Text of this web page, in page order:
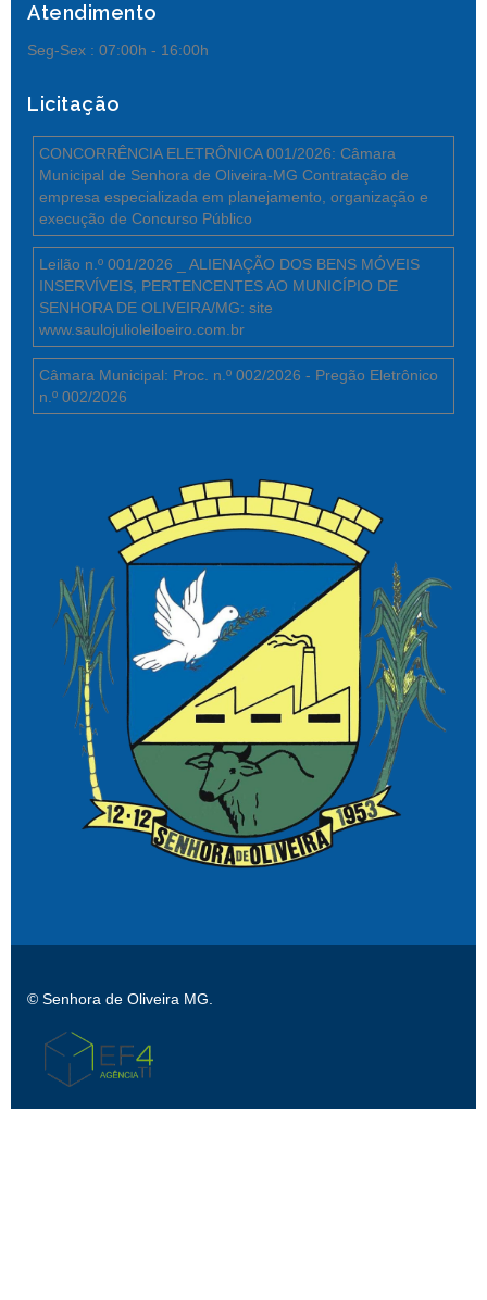
Atendimento
Seg-Sex : 07:00h - 16:00h
Licitação
CONCORRÊNCIA ELETRÔNICA 001/2026: Câmara
Municipal de Senhora de Oliveira-MG Contratação de
empresa especializada em planejamento, organização e
execução de Concurso Público
Leilão n.º 001/2026 _ ALIENAÇÃO DOS BENS MÓVEIS
INSERVÍVEIS, PERTENCENTES AO MUNICÍPIO DE
SENHORA DE OLIVEIRA/MG: site
www.saulojulioleiloeiro.com.br
Câmara Municipal: Proc. n.º 002/2026 - Pregão Eletrônico
n.º 002/2026
© Senhora de Oliveira MG.